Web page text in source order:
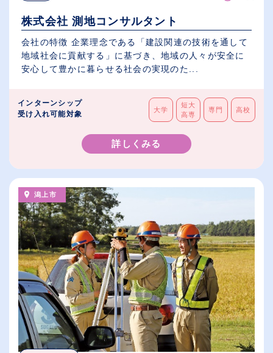
株式会社 測地コンサルタント
会社の特徴 企業理念である「建設関連の技術を通して
地域社会に貢献する」に基づき、地域の人々が安全に
安心して豊かに暮らせる社会の実現のた...
インターンシップ
受け入れ可能対象
大学
短大
高専
専門 高校
詳しくみる
潟上市